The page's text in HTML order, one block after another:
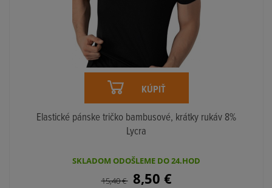
KÚPIŤ
Elastické pánske tričko bambusové, krátky rukáv 8%
Lycra
SKLADOM ODOŠLEME DO 24.HOD
15,40€ 8,50 €